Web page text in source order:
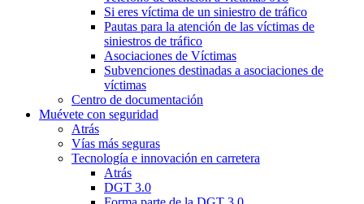
Si eres víctima de un siniestro de tráfico
Pautas para la atención de las víctimas de
siniestros de tráfico
Asociaciones de Víctimas
Subvenciones destinadas a asociaciones de
víctimas
Centro de documentación
Muévete con seguridad
Atrás
Vías más seguras
Tecnología e innovación en carretera
Atrás
DGT 3.0